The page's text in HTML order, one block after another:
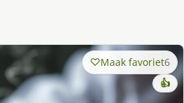
Maak favoriet6
👍